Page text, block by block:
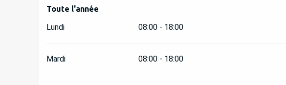
Toute l'année
Toute l'année
Lundi 08:00 - 18:00
Mardi 08:00 - 18:00